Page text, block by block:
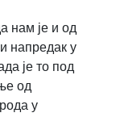
нам је и од
напредак у
је то под
од
у